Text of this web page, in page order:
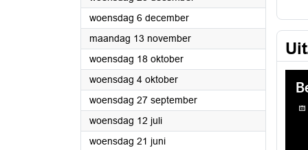
woensdag 6 december2023
maandag 13 november2023
woensdag 18 oktober2023
woensdag 4 oktober2023
woensdag 27 september2023
woensdag 12 juli2023
woensdag 21 juni2023